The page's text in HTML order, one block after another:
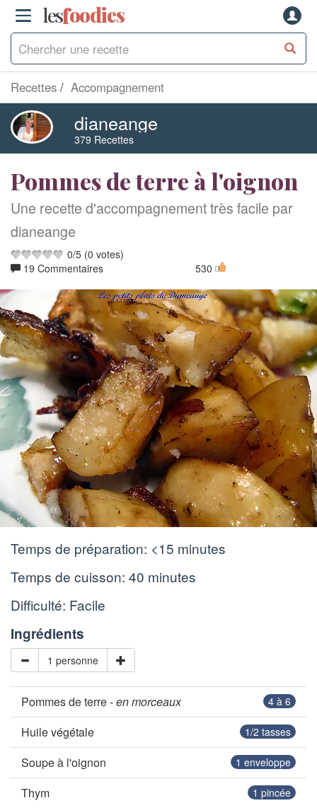
lesfoodies
Recettes Accompagnement
dianeange
379 Recettes
Pommes de terre à l'oignon
Une recette d'accompagnement très facile par
dianeange
0/5 (0 votes)
19 Commentaires
530
Temps de préparation: <15 minutes
Temps de cuisson: 40 minutes
Difficulté: Facile
Ingrédients
1 personne
Pommes de terre -en morceaux 4 à 6
Huile végétale 1/2 tasses
Soupe à l'oignon 1 enveloppe
Thym 1 pincée